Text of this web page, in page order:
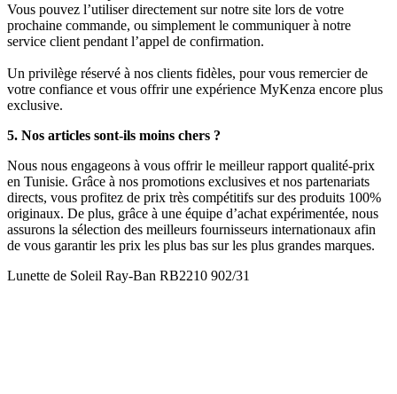
Vous pouvez l’utiliser directement sur notre site lors de votre
prochaine commande, ou simplement le communiquer à notre
service client pendant l’appel de confirmation.
Un privilège réservé à nos clients fidèles, pour vous remercier de
votre confiance et vous offrir une expérience MyKenza encore plus
exclusive.
5. Nos articles sont-ils moins chers ?
Nous nous engageons à vous offrir le meilleur rapport qualité-prix
en Tunisie. Grâce à nos promotions exclusives et nos partenariats
directs, vous profitez de prix très compétitifs sur des produits 100%
originaux. De plus, grâce à une équipe d’achat expérimentée, nous
assurons la sélection des meilleurs fournisseurs internationaux afin
de vous garantir les prix les plus bas sur les plus grandes marques.
Lunette de Soleil Ray-Ban RB2210 902/31